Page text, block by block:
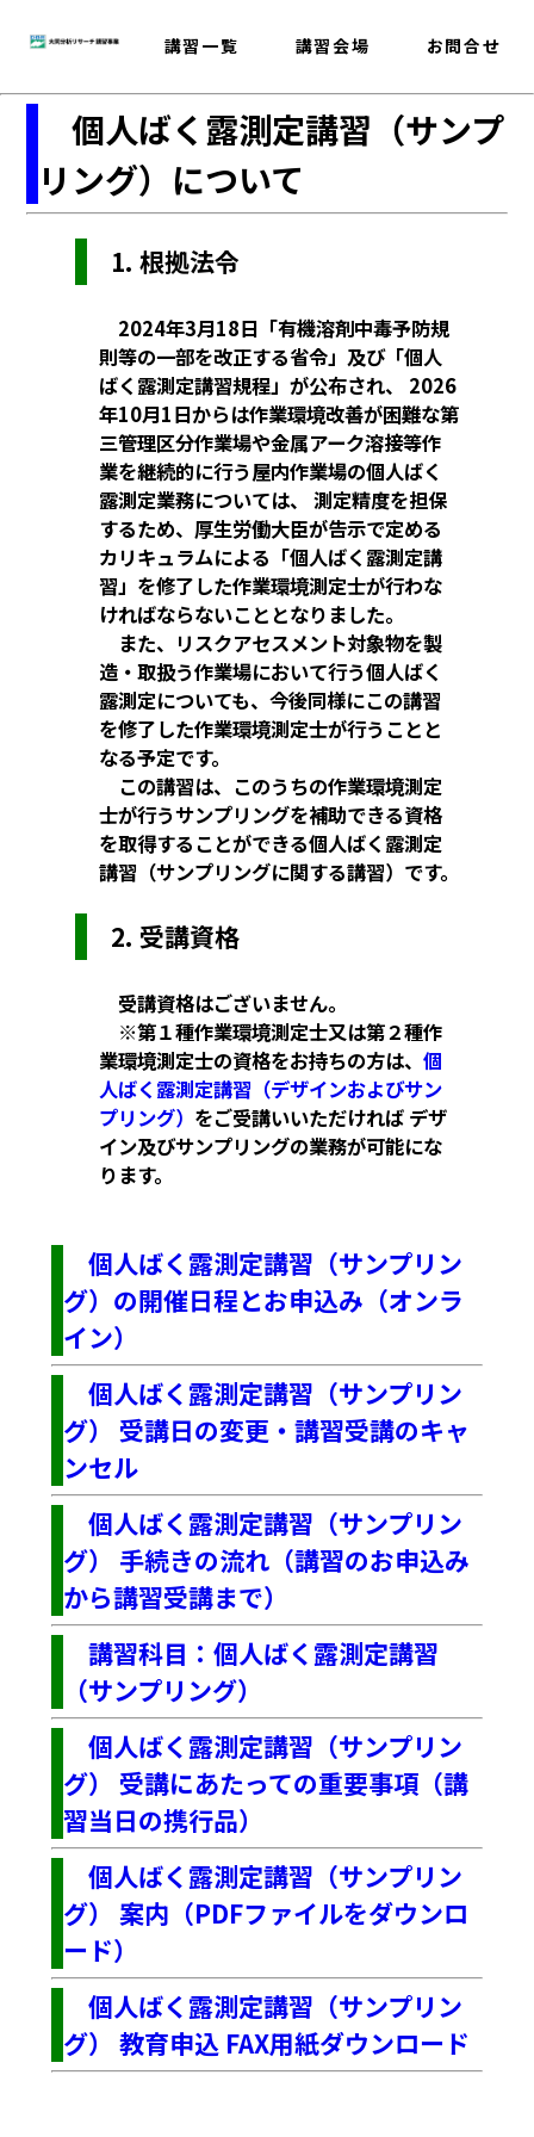
講習一覧 講習会場 お問合せ
個人ばく露測定講習（サンプ
リング）について
1. 根拠法令
2024年3月18日「有機溶剤中毒予防規
則等の一部を改正する省令」及び「個人
ばく露測定講習規程」が公布され、 2026
年10月1日からは作業環境改善が困難な第
三管理区分作業場や金属アーク溶接等作
業を継続的に行う屋内作業場の個人ばく
露測定業務については、 測定精度を担保
するため、厚生労働大臣が告示で定める
カリキュラムによる「個人ばく露測定講
習」を修了した作業環境測定士が行わな
ければならないこととなりました。
また、リスクアセスメント対象物を製
造・取扱う作業場において行う個人ばく
露測定についても、今後同様にこの講習
を修了した作業環境測定士が行うことと
なる予定です。
この講習は、このうちの作業環境測定
士が行うサンプリングを補助できる資格
を取得することができる個人ばく露測定
講習（サンプリングに関する講習）です。
2. 受講資格
受講資格はございません。
※第１種作業環境測定士又は第２種作
業環境測定士の資格をお持ちの方は、 個
人ばく露測定講習（デザインおよびサン
プリング） をご受講いいただければ デザ
イン及びサンプリングの業務が可能にな
ります。
個人ばく露測定講習（サンプリン
グ）の開催日程とお申込み（オンラ
イン）
個人ばく露測定講習（サンプリン
グ） 受講日の変更・講習受講のキャ
ンセル
個人ばく露測定講習（サンプリン
グ） 手続きの流れ（講習のお申込み
から講習受講まで）
講習科目：個人ばく露測定講習
（サンプリング）
個人ばく露測定講習（サンプリン
グ） 受講にあたっての重要事項（講
習当日の携行品）
個人ばく露測定講習（サンプリン
グ） 案内（PDFファイルをダウンロ
ード）
個人ばく露測定講習（サンプリン
グ） 教育申込 FAX用紙ダウンロード